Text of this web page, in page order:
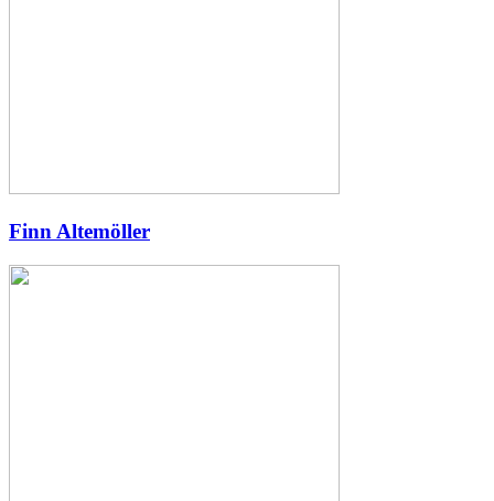
Finn Altemöller